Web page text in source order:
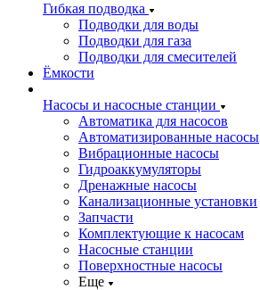
Гибкая подводка
Подводки для воды
Подводки для газа
Подводки для смесителей
Ёмкости
Насосы и насосные станции
Автоматика для насосов
Автоматизированные насосы
Вибрационные насосы
Гидроаккумуляторы
Дренажные насосы
Канализационные установки
Запчасти
Комплектующие к насосам
Насосные станции
Поверхностные насосы
Еще